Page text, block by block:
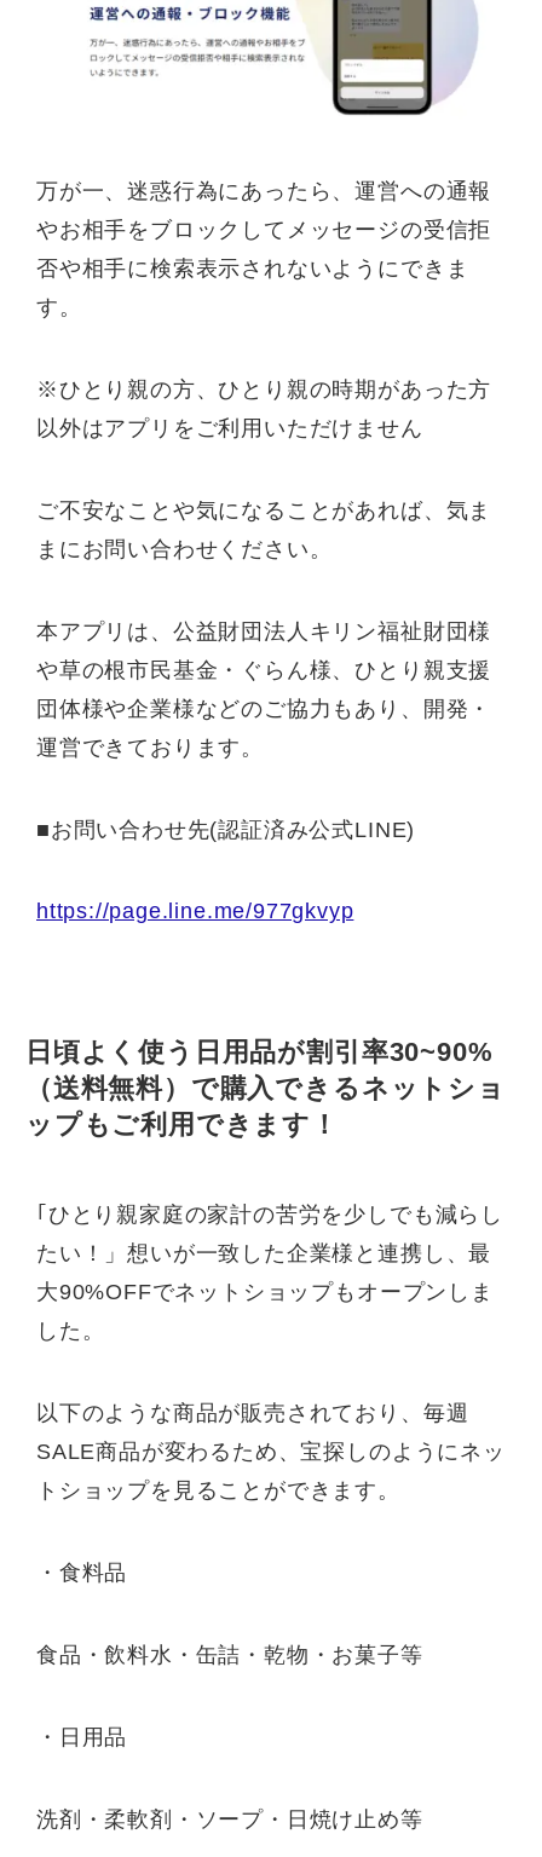
万が一、迷惑行為にあったら、運営への通報
やお相手をブロックしてメッセージの受信拒
否や相手に検索表示されないようにできま
す。
※ひとり親の方、ひとり親の時期があった方
以外はアプリをご利用いただけません
ご不安なことや気になることがあれば、気ま
まにお問い合わせください。
本アプリは、公益財団法人キリン福祉財団様
や草の根市民基金・ぐらん様、ひとり親支援
団体様や企業様などのご協力もあり、開発・
運営できております。
■お問い合わせ先(認証済み公式LINE)
https://page.line.me/977gkvyp
日頃よく使う日用品が割引率30~90%
（送料無料）で購入できるネットショ
ップもご利用できます！
｢ひとり親家庭の家計の苦労を少しでも減らし
たい！」想いが一致した企業様と連携し、最
大90%OFFでネットショップもオープンしま
した。
以下のような商品が販売されており、毎週
SALE商品が変わるため、宝探しのようにネッ
トショップを見ることができます。
・食料品
食品・飲料水・缶詰・乾物・お菓子等
・日用品
洗剤・柔軟剤・ソープ・日焼け止め等